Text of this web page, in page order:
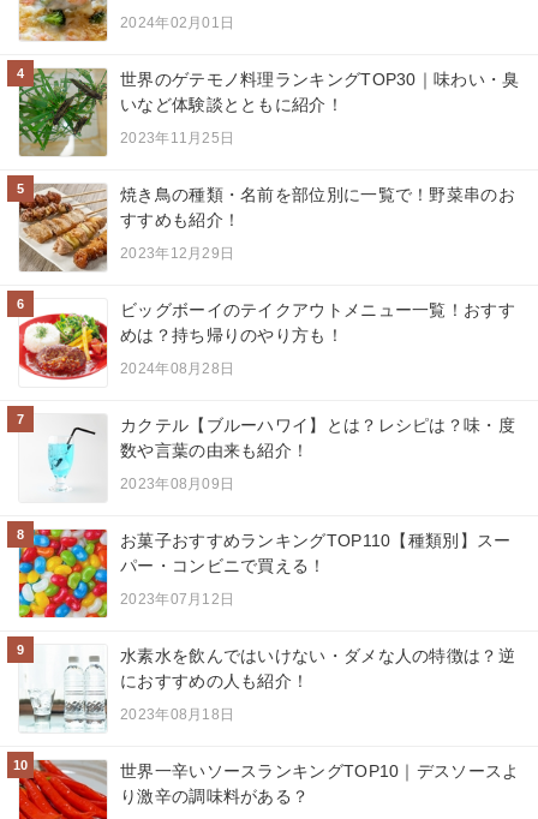
2024年02月01日
4
世界のゲテモノ料理ランキングTOP30｜味わい・臭
いなど体験談とともに紹介！
2023年11月25日
5
焼き鳥の種類・名前を部位別に一覧で！野菜串のお
すすめも紹介！
2023年12月29日
6
ビッグボーイのテイクアウトメニュー一覧！おすす
めは？持ち帰りのやり方も！
2024年08月28日
7
カクテル【ブルーハワイ】とは？レシピは？味・度
数や言葉の由来も紹介！
2023年08月09日
8
お菓子おすすめランキングTOP110【種類別】スー
パー・コンビニで買える！
2023年07月12日
9
水素水を飲んではいけない・ダメな人の特徴は？逆
におすすめの人も紹介！
2023年08月18日
10
世界一辛いソースランキングTOP10｜デスソースよ
り激辛の調味料がある？